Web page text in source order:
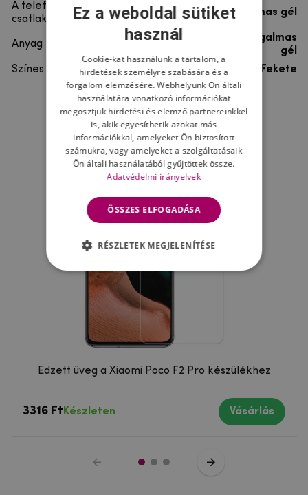
A telefon
csatlakoztatása
rugalmas gél
Anyag
szintetikus bőr, rugalmas
gél
Színes
Fekete
Ne felejtsd el
Edzett üveg a Xiaomi Poco F2 Pro készülékhez
3316 Ft Készleten Vásárlás
Ez a weboldal sütiket
használ
Cookie-kat használunk a tartalom, a
hirdetések személyre szabására és a
forgalom elemzésére. Webhelyünk Ön általi
használatára vonatkozó információkat
megosztjuk hirdetési és elemző partnereinkkel
is, akik egyesíthetik azokat más
információkkal, amelyeket Ön biztosított
számukra, vagy amelyeket a szolgáltatásaik
Ön általi használatából gyűjtöttek össze.
Adatvédelmi irányelvek
ÖSSZES ELFOGADÁSA
RÉSZLETEK MEGJELENÍTÉSE